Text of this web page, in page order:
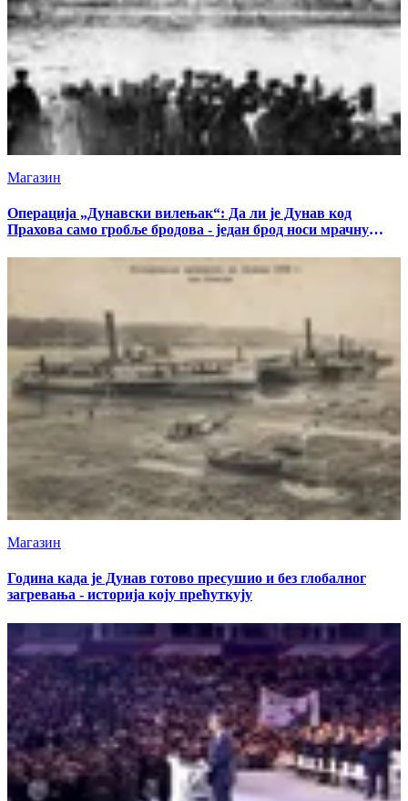
Магазин
Операција „Дунавски вилењак“: Да ли је Дунав код
Прахова само гробље бродова - један брод носи мрачну
Магазин
Година када је Дунав готово пресушио и без глобалног
загревања - историја коју прећуткују